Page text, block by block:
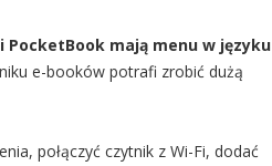
PocketBook mają menu w języku
e-booków potrafi zrobić dużą
połączyć czytnik z Wi-Fi, dodać